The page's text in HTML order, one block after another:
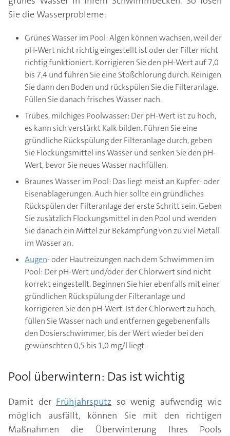
Sie die Wasserprobleme:
Grünes Wasser im Pool: Algen können wachsen, weil der
pH-Wert nicht richtig eingestellt ist oder der Filter nicht
richtig funktioniert. Korrigieren Sie den pH-Wert auf 7,0
bis 7,4 und führen Sie eine Stoßchlorung durch. Reinigen
Sie dann den Boden und rückspülen Sie die Filteranlage.
Füllen Sie danach frisches Wasser nach.
Trübes, milchiges Poolwasser: Der pH-Wert ist zu hoch,
es kann sich verstärkt Kalk bilden. Führen Sie eine
gründliche Rückspülung der Filteranlage durch, geben
Sie Flockungsmittel ins Wasser und senken Sie den pH-
Wert, bevor Sie neues Wasser nachfüllen.
Braunes Wasser im Pool: Das liegt meist an Kupfer- oder
Eisenablagerungen. Auch hier sollte ein gründliches
Rückspülen der Filteranlage der erste Schritt sein. Geben
Sie zusätzlich Flockungsmittel in den Pool und wenden
Sie danach ein Mittel zur Bekämpfung von zu viel Metall
im Wasser an.
Augen- oder Hautreizungen nach dem Schwimmen im
Pool: Der pH-Wert und/oder der Chlorwert sind nicht
korrekt eingestellt. Beginnen Sie hier ebenfalls mit einer
gründlichen Rückspülung der Filteranlage und
korrigieren Sie den pH-Wert. Ist der Chlorwert zu hoch,
füllen Sie Wasser nach und entfernen gegebenenfalls
den Dosierschwimmer, bis der Wert wieder bei den
gewünschten 0,5 bis 1,0 mg/l liegt.
Pool überwintern: Das ist wichtig
Damit der Frühjahrsputz so wenig aufwendig wie
möglich ausfällt, können Sie mit den richtigen
Maßnahmen die Überwinterung Ihres Pools